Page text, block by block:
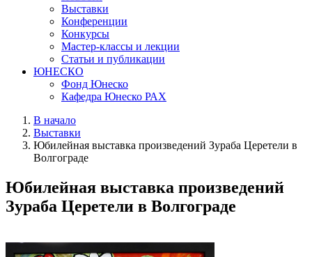
Выставки
Конференции
Конкурсы
Мастер-классы и лекции
Статьи и публикации
ЮНЕСКО
Фонд Юнеско
Кафедра Юнеско РАХ
В начало
Выставки
Юбилейная выставка произведений Зураба Церетели в
Волгограде
Юбилейная выставка произведений
Зураба Церетели в Волгограде